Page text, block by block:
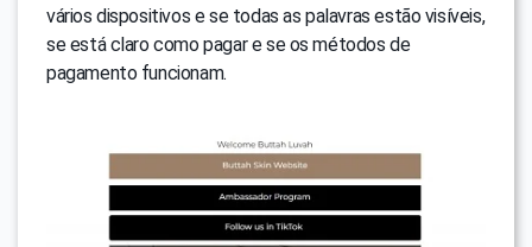
vários dispositivos e se todas as palavras estão visíveis,
se está claro como pagar e se os métodos de
pagamento funcionam.